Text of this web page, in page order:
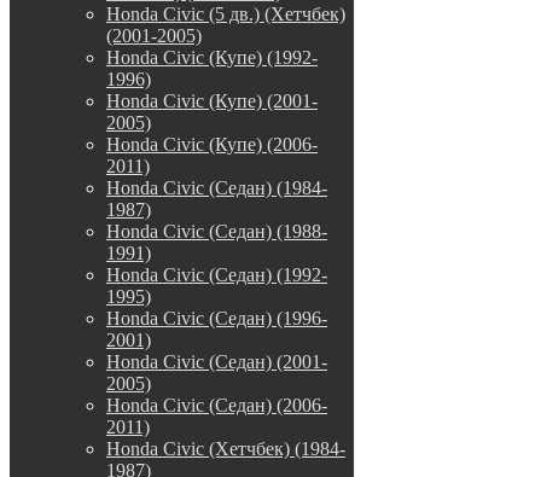
Honda Civic (5 дв.) (Хетчбек)
(2001-2005)
Honda Civic (Купе) (1992-
1996)
Honda Civic (Купе) (2001-
2005)
Honda Civic (Купе) (2006-
2011)
Honda Civic (Седан) (1984-
1987)
Honda Civic (Седан) (1988-
1991)
Honda Civic (Седан) (1992-
1995)
Honda Civic (Седан) (1996-
2001)
Honda Civic (Седан) (2001-
2005)
Honda Civic (Седан) (2006-
2011)
Honda Civic (Хетчбек) (1984-
1987)